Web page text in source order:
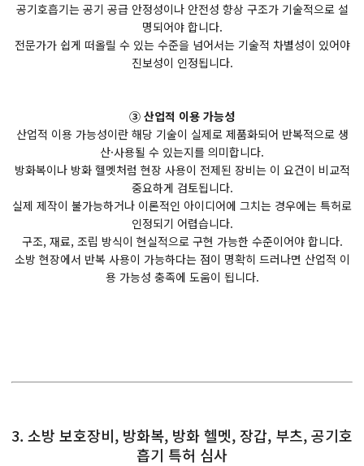
공기호흡기는 공기 공급 안정성이나 안전성 향상 구조가 기술적으로 설
명되어야 합니다.
전문가가 쉽게 떠올릴 수 있는 수준을 넘어서는 기술적 차별성이 있어야
진보성이 인정됩니다.
③ 산업적 이용 가능성
산업적 이용 가능성이란 해당 기술이 실제로 제품화되어 반복적으로 생
산·사용될 수 있는지를 의미합니다.
방화복이나 방화 헬멧처럼 현장 사용이 전제된 장비는 이 요건이 비교적
중요하게 검토됩니다.
실제 제작이 불가능하거나 이론적인 아이디어에 그치는 경우에는 특허로
인정되기 어렵습니다.
구조, 재료, 조립 방식이 현실적으로 구현 가능한 수준이어야 합니다.
소방 현장에서 반복 사용이 가능하다는 점이 명확히 드러나면 산업적 이
용 가능성 충족에 도움이 됩니다.
3. 소방 보호장비, 방화복, 방화 헬멧, 장갑, 부츠, 공기호
흡기 특허 심사